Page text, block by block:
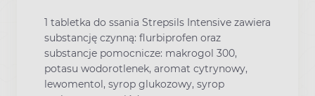
1 tabletka do ssania Strepsils Intensive zawiera
substancję czynną: flurbiprofen oraz
substancje pomocnicze: makrogol 300,
potasu wodorotlenek, aromat cytrynowy,
lewomentol, syrop glukozowy, syrop